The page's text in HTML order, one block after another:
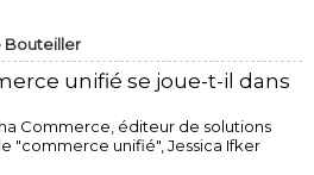
Bouteiller
unifié se joue-t-il dans
Commerce, éditeur de solutions
"commerce unifié", Jessica Ifker